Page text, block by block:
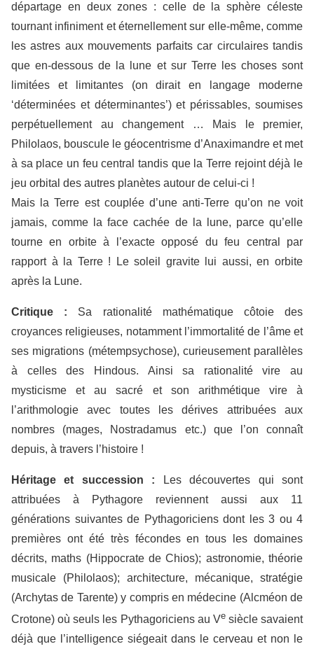
départage en deux zones : celle de la sphère céleste
tournant infiniment et éternellement sur elle-même, comme
les astres aux mouvements parfaits car circulaires tandis
que en-dessous de la lune et sur Terre les choses sont
limitées et limitantes (on dirait en langage moderne
‘déterminées et déterminantes’) et périssables, soumises
perpétuellement au changement … Mais le premier,
Philolaos, bouscule le géocentrisme d’Anaximandre et met
à sa place un feu central tandis que la Terre rejoint déjà le
jeu orbital des autres planètes autour de celui-ci !
Mais la Terre est couplée d’une anti-Terre qu’on ne voit
jamais, comme la face cachée de la lune, parce qu’elle
tourne en orbite à l’exacte opposé du feu central par
rapport à la Terre ! Le soleil gravite lui aussi, en orbite
après la Lune.
Critique : Sa rationalité mathématique côtoie des
croyances religieuses, notamment l’immortalité de l’âme et
ses migrations (métempsychose), curieusement parallèles
à celles des Hindous. Ainsi sa rationalité vire au
mysticisme et au sacré et son arithmétique vire à
l’arithmologie avec toutes les dérives attribuées aux
nombres (mages, Nostradamus etc.) que l’on connaît
depuis, à travers l’histoire !
Héritage et succession : Les découvertes qui sont
attribuées à Pythagore reviennent aussi aux 11
générations suivantes de Pythagoriciens dont les 3 ou 4
premières ont été très fécondes en tous les domaines
décrits, maths (Hippocrate de Chios); astronomie, théorie
musicale (Philolaos); architecture, mécanique, stratégie
(Archytas de Tarente) y compris en médecine (Alcméon de
Crotone) où seuls les Pythagoriciens au Vesiècle savaient
déjà que l’intelligence siégeait dans le cerveau et non le